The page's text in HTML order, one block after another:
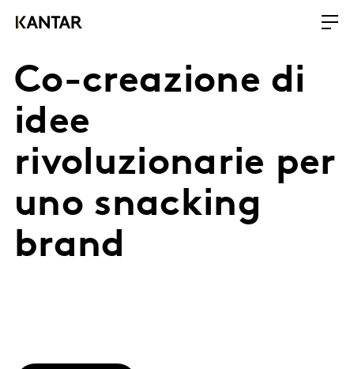
Co-creazione di
idee
rivoluzionarie per
uno snacking
brand